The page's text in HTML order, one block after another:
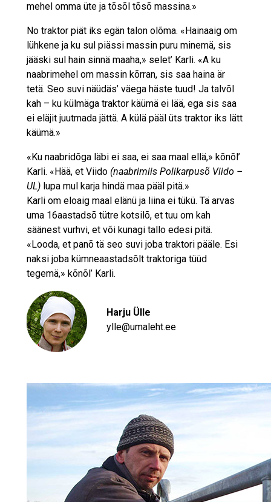
mehel omma üte ja tõsõl tõsõ massina.»
No traktor piät iks egän talon olõma. «Hainaaig om
lühkene ja ku sul piässi massin puru minemä, sis
jääski sul hain sinnä maaha,» selet’ Karli. «A ku
naabrimehel om massin kõrran, sis saa haina är
tetä. Seo suvi näüdäs’ väega häste tuud! Ja talvõl
kah – ku külmäga traktor käümä ei lää, ega sis saa
ei eläjit juutmada jättä. A külä pääl üts traktor iks lätt
käümä.»
«Ku naabridõga läbi ei saa, ei saa maal ellä,» kõnõl’
Karli. «Hää, et Viido (naabrimiis Polikarpusõ Viido –
UL)lupa mul karja hindä maa pääl pitä.»
Karli om eloaig maal elänü ja liina ei tükü. Tä arvas
uma 16aastadsõ tütre kotsilõ, et tuu om kah
säänest vurhvi, et või kunagi tallo edesi pitä.
«Looda, et panõ tä seo suvi joba traktori pääle. Esi
naksi joba kümneaastadsõlt traktoriga tüüd
tegemä,» kõnõl’ Karli.
Harju Ülle
ylle@umaleht.ee